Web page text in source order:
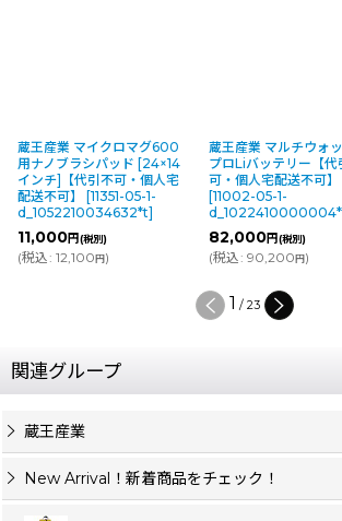
蔵王産業 マイクロマグ600
用ナノブラシパッド [24×14
インチ]【代引不可・個人宅
配送不可】
[11351-05-1-
d_1052210034632*t]
11,000円(税別)
(税込: 12,100円)
蔵王産業 マルチウォ
プロLiバッテリー【代
可・個人宅配送不可】
[11002-05-1-
82,000円(税別)
(税込: 90,200円)
1 / 23
関連グループ
蔵王産業
New Arrival！新着商品をチェック！